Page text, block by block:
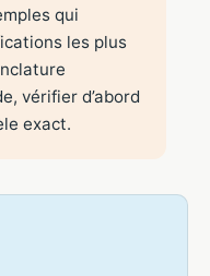
qui
les plus
vérifier d’abord
exact.